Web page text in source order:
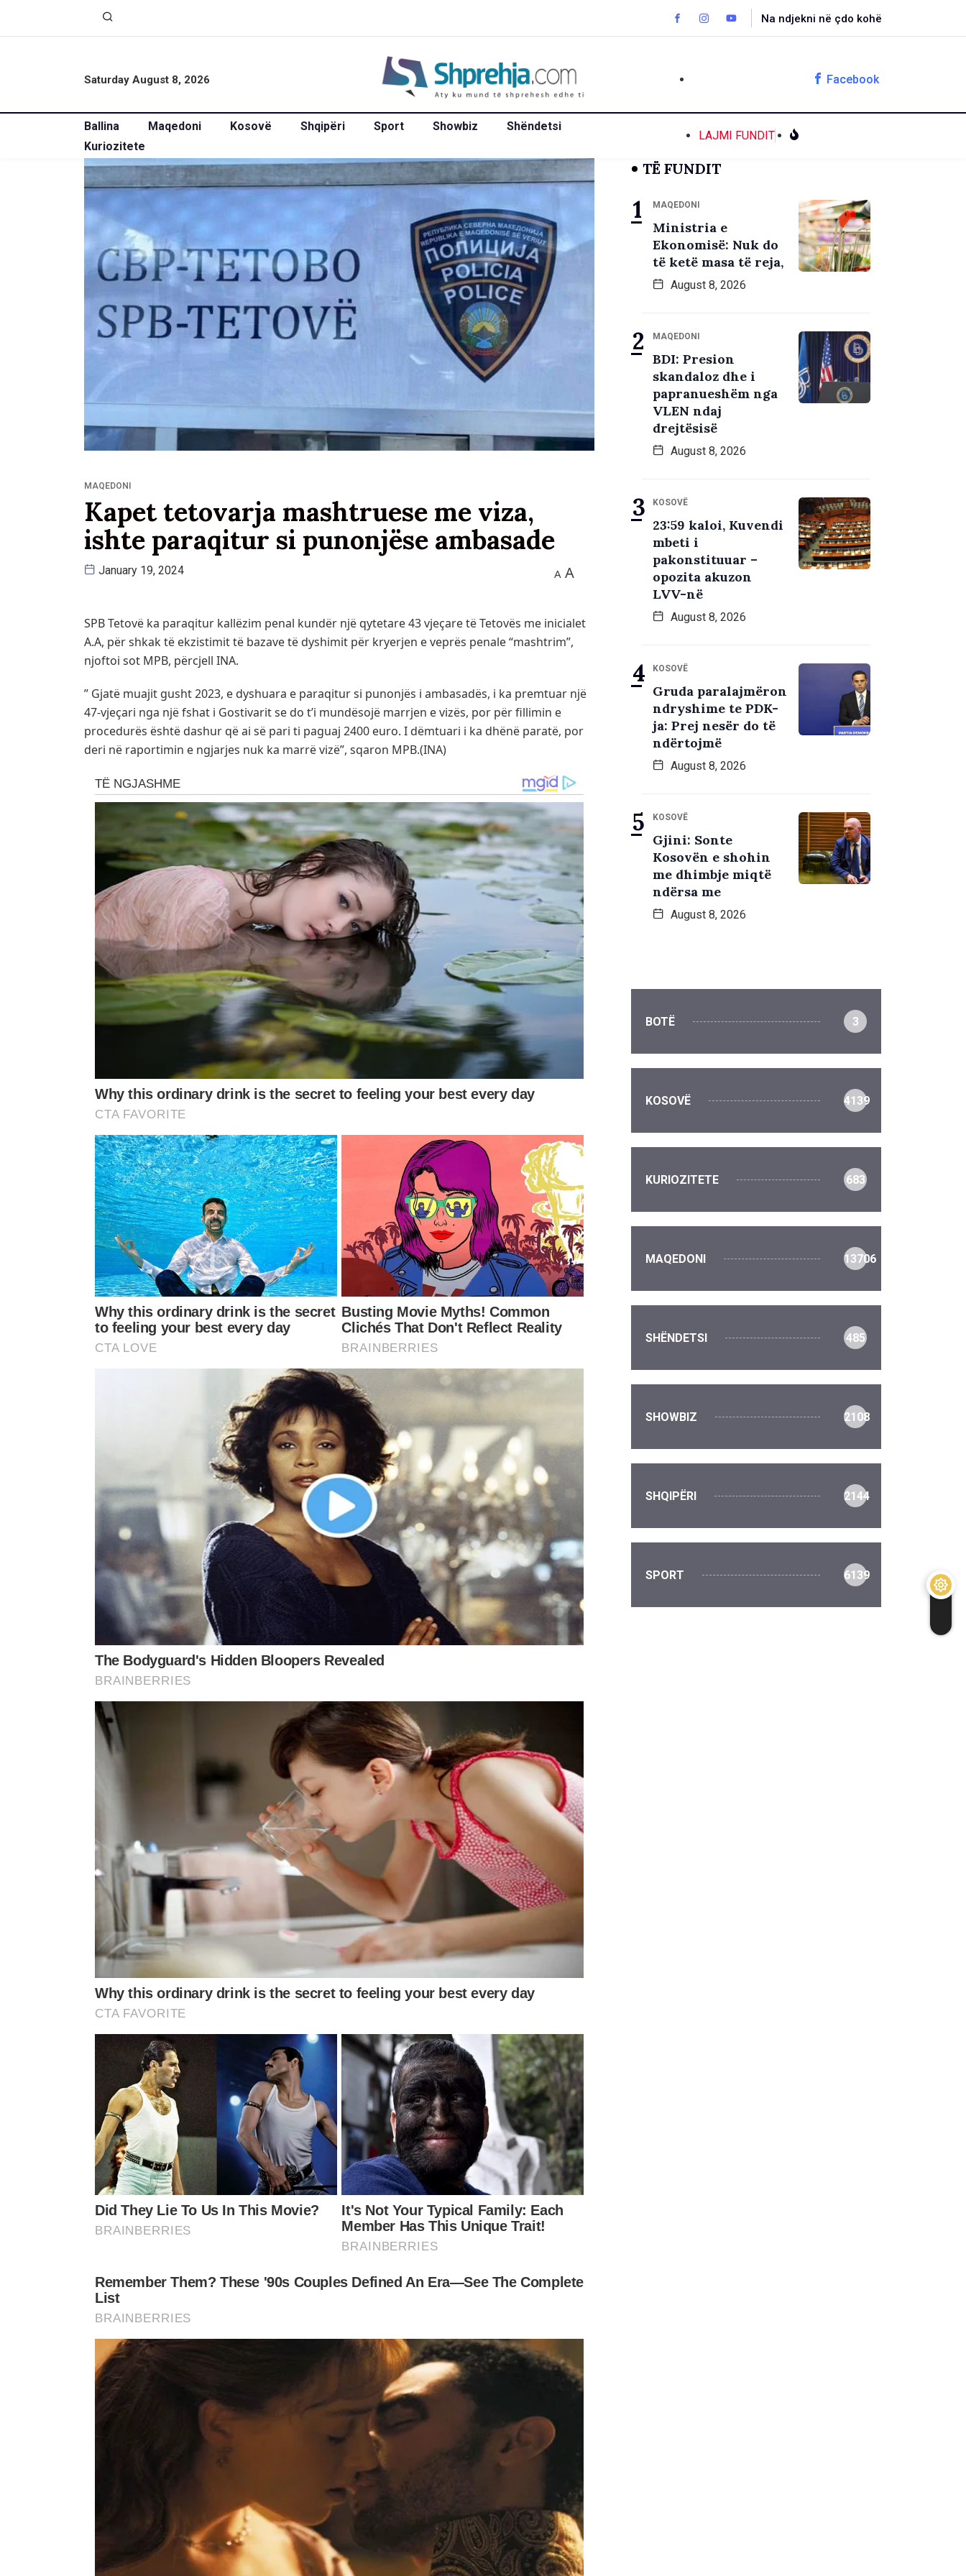
Na ndjekni në çdo kohë
Saturday August 8, 2026 Facebook
Ballina Maqedoni Kosovë Shqipëri Sport Showbiz
Shëndetsi
Kuriozitete
LAJMI FUNDIT
MAQEDONI
Kapet tetovarja mashtruese me viza,
ishte paraqitur si punonjëse ambasade
January 19, 2024 A A
SPB Tetovë ka paraqitur kallëzim penal kundër një qytetare 43 vjeçare të Tetovës me inicialet
A.A, për shkak të ekzistimit të bazave të dyshimit për kryerjen e veprës penale “mashtrim”,
njoftoi sot MPB, përcjell INA.
” Gjatë muajit gusht 2023, e dyshuara e paraqitur si punonjës i ambasadës, i ka premtuar një
47-vjeçari nga një fshat i Gostivarit se do t’i mundësojë marrjen e vizës, por për fillimin e
procedurës është dashur që ai së pari ti paguaj 2400 euro. I dëmtuari i ka dhënë paratë, por
deri në raportimin e ngjarjes nuk ka marrë vizë”, sqaron MPB.(INA)
TË FUNDIT
MAQEDONI
Ministria e
Ekonomisë: Nuk do
të ketë masa të reja,
August 8, 2026
MAQEDONI
BDI: Presion
skandaloz dhe i
papranueshëm nga
VLEN ndaj
drejtësisë
August 8, 2026
KOSOVË
23:59 kaloi, Kuvendi
mbeti i
pakonstituuar –
opozita akuzon
LVV-në
August 8, 2026
KOSOVË
Gruda paralajmëron
ndryshime te PDK-
ja: Prej nesër do të
ndërtojmë
August 8, 2026
KOSOVË
Gjini: Sonte
Kosovën e shohin
me dhimbje miqtë
ndërsa me
August 8, 2026
BOTË 3
KOSOVË 4139
KURIOZITETE 683
MAQEDONI 13706
SHËNDETSI 485
SHOWBIZ 2108
SHQIPËRI 2144
SPORT 6139